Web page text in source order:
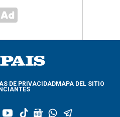
DE PRIVACIDADMAPA DEL SITIO
y
t
g
w